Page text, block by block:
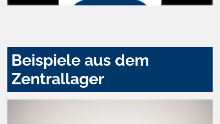
Beispiele aus dem
Zentrallager